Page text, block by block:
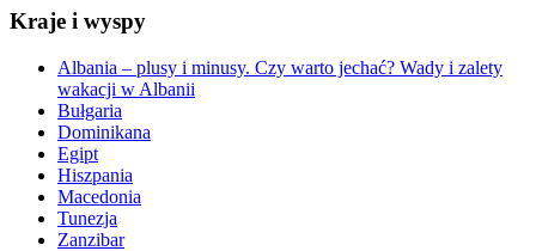
Kraje i wyspy
Albania – plusy i minusy. Czy warto jechać? Wady i zalety
wakacji w Albanii
Bułgaria
Dominikana
Egipt
Hiszpania
Macedonia
Tunezja
Zanzibar